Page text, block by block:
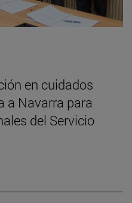
en cuidados
a Navarra para
del Servicio